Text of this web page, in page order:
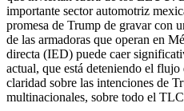
importante sector automotriz
promesa de Trump de gravar con
de las armadoras que operan en
directa (IED) puede caer
actual, que está deteniendo el
claridad sobre las intenciones de
multinacionales, sobre todo el